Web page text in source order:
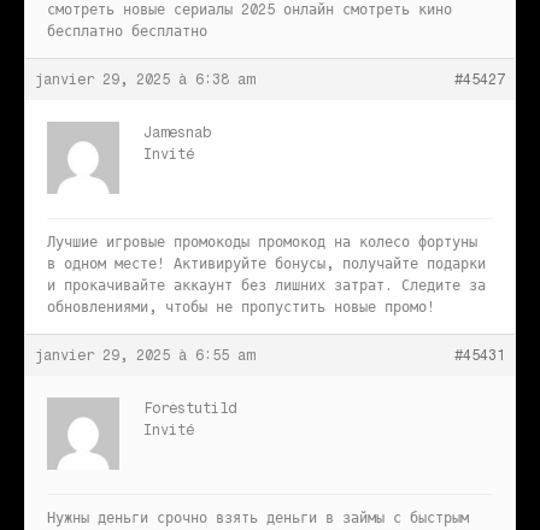
смотреть новые сериалы 2025 онлайн смотреть кино
бесплатно бесплатно
janvier 29, 2025 à 6:38 am #45427
Jamesnab
Invité
Лучшие игровые промокоды промокод на колесо фортуны
в одном месте! Активируйте бонусы, получайте подарки
и прокачивайте аккаунт без лишних затрат. Следите за
обновлениями, чтобы не пропустить новые промо!
janvier 29, 2025 à 6:55 am #45431
Forestutild
Invité
Нужны деньги срочно взять деньги в займы с быстрым